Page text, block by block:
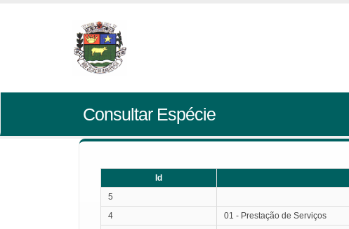
Consultar Espécie
Id
5
4
01 - Prestação de Serviços